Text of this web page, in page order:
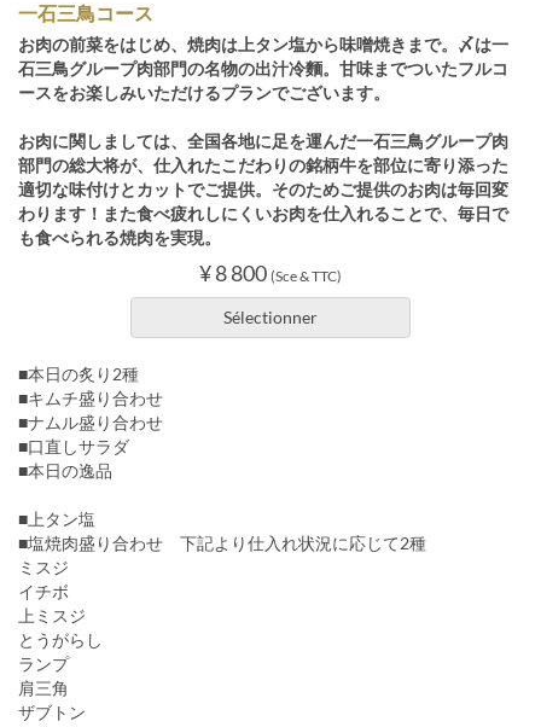
一石三鳥コース
お肉の前菜をはじめ、焼肉は上タン塩から味噌焼きまで。〆は一
石三鳥グループ肉部門の名物の出汁冷麵。甘味までついたフルコ
ースをお楽しみいただけるプランでございます。
お肉に関しましては、全国各地に足を運んだ一石三鳥グループ肉
部門の総大将が、仕入れたこだわりの銘柄牛を部位に寄り添った
適切な味付けとカットでご提供。そのためご提供のお肉は毎回変
わります！また食べ疲れしにくいお肉を仕入れることで、毎日で
も食べられる焼肉を実現。
¥ 8 800 (Sce & TTC)
Sélectionner
■本日の炙り2種
■キムチ盛り合わせ
■ナムル盛り合わせ
■口直しサラダ
■本日の逸品
■上タン塩
■塩焼肉盛り合わせ 下記より仕入れ状況に応じて2種
ミスジ
イチボ
上ミスジ
とうがらし
ランプ
肩三角
ザブトン